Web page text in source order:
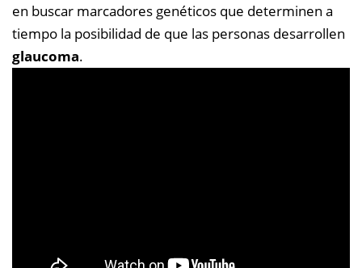
en buscar marcadores genéticos que determinen a
tiempo la posibilidad de que las personas desarrollen
glaucoma.